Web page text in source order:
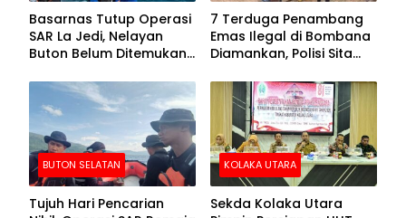
Basarnas Tutup Operasi
SAR La Jedi, Nelayan
Buton Belum Ditemukan
7 Terduga Penambang
Emas Ilegal di Bombana
Diamankan, Polisi Sita
Crusher
BUTON SELATAN
Tujuh Hari Pencarian
KOLAKA UTARA
Sekda Kolaka Utara